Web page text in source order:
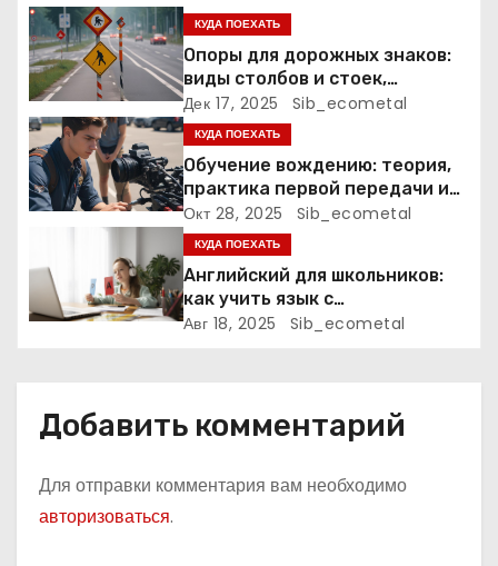
п
о
з
а
п
и
с
КУДА ПОЕХАТЬ
Опоры для дорожных знаков:
виды столбов и стоек,
материалы и нормативные
требования
Дек 17, 2025 Sib_ecometal
КУДА ПОЕХАТЬ
Обучение вождению: теория,
практика первой передачи и
подготовка к экзаменам
Окт 28, 2025 Sib_ecometal
КУДА ПОЕХАТЬ
Английский для школьников:
как учить язык с
удовольствием
Авг 18, 2025 Sib_ecometal
Добавить комментарий
Для отправки комментария вам необходимо
авторизоваться.